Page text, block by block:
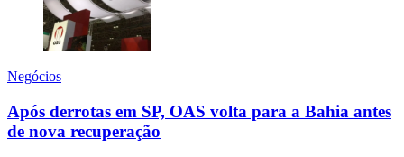
Negócios
Após derrotas em SP, OAS volta para a Bahia antes
de nova recuperação